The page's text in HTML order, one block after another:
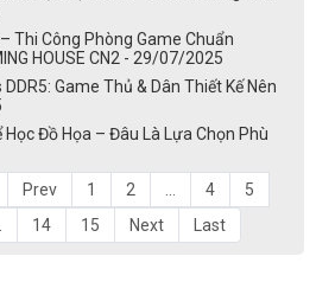
Thi Công Phòng Game Chuẩn
HOUSE CN2 - 29/07/2025
Game Thủ & Dân Thiết Kế Nên
Học Đồ Họa – Đâu Là Lựa Chọn Phù
Prev 1 2 4
5
14 15 Next Last